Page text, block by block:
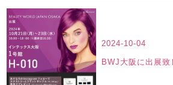
2024-10-04
BWJ大阪に出展致